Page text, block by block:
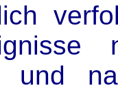
und